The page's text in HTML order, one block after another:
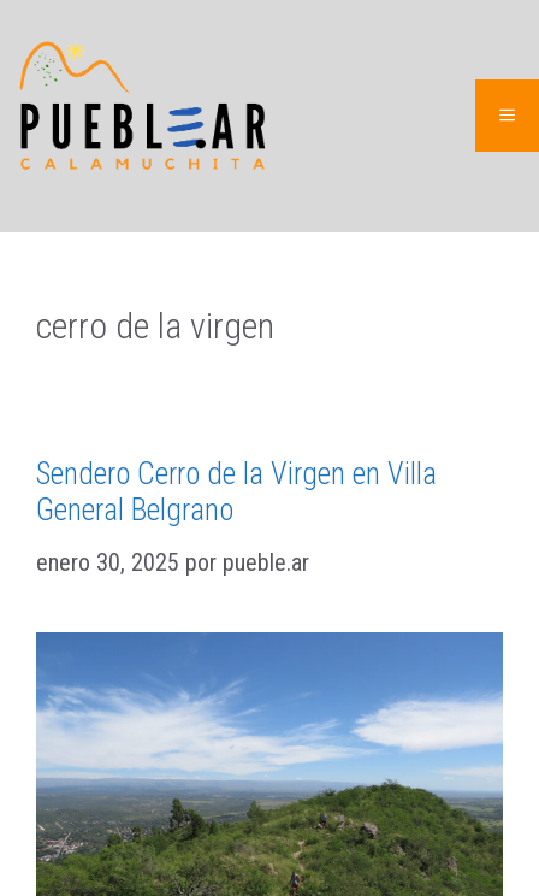
contenido
cerro de la virgen
Sendero Cerro de la Virgen en Villa
General Belgrano
enero 30, 2025 por pueble.ar